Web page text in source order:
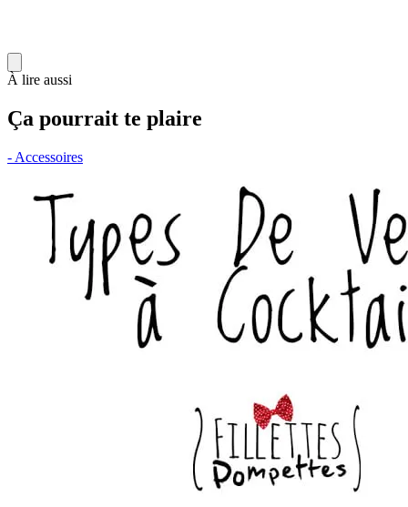
À lire aussi
Ça pourrait te plaire
- Accessoires